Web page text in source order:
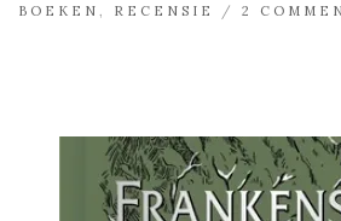
BOEKEN
RECENSIE / 2